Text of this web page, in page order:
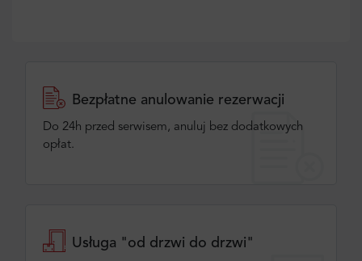
Bezpłatne anulowanie rezerwacji
Do 24h przed serwisem, anuluj bez dodatkowych
opłat.
Usługa "od drzwi do drzwi"